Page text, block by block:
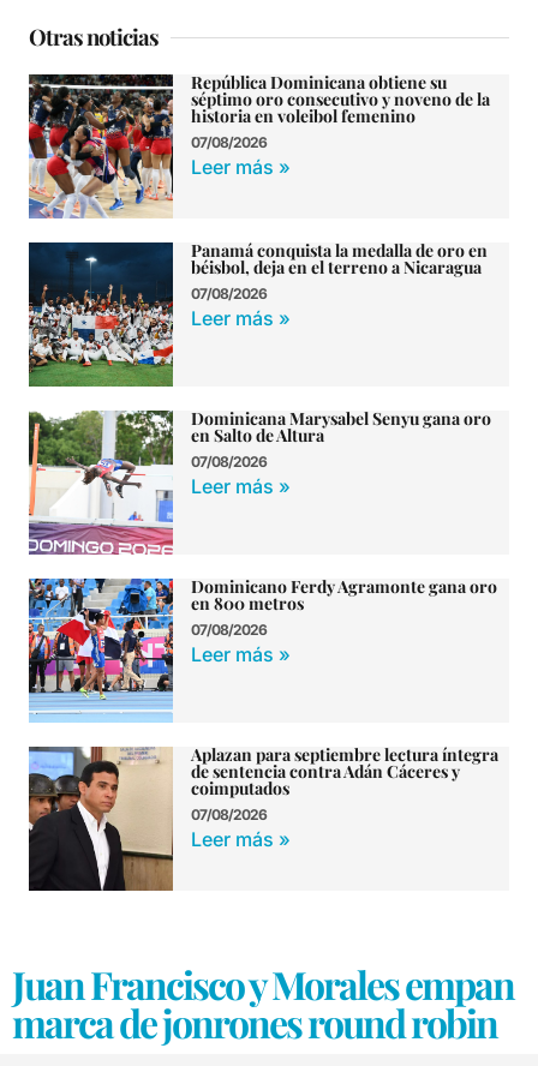
Otras noticias
República Dominicana obtiene su
séptimo oro consecutivo y noveno de la
historia en voleibol femenino
07/08/2026
Leer más »
Panamá conquista la medalla de oro en
béisbol, deja en el terreno a Nicaragua
07/08/2026
Leer más »
Dominicana Marysabel Senyu gana oro
en Salto de Altura
07/08/2026
Leer más »
Dominicano Ferdy Agramonte gana oro
en 800 metros
07/08/2026
Leer más »
Aplazan para septiembre lectura íntegra
de sentencia contra Adán Cáceres y
coimputados
07/08/2026
Leer más »
Juan Francisco y Morales empan
marca de jonrones round robin